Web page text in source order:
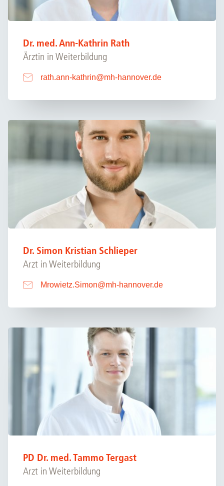
Dr. med. Ann-Kathrin Rath
Ärztin in Weiterbildung
rath.ann-kathrin@mh-hannover.de
Dr. Simon Kristian Schlieper
Arzt in Weiterbildung
Mrowietz.Simon@mh-hannover.de
PD Dr. med. Tammo Tergast
Arzt in Weiterbildung